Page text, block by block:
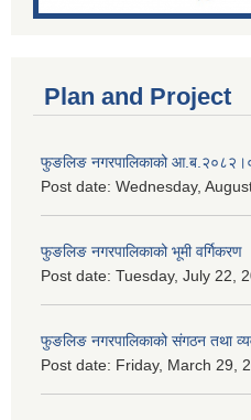
Plan and Project
फुङलिङ नगरपालिकाको
Post date: Wednesday,
फुङलिङ नगरपालिकाको भूमी वर्गिकरण
Post date: Tuesday, July 22,
फुङलिङ नगरपालिकाको संगठन तथा
Post date: Friday, March 29,